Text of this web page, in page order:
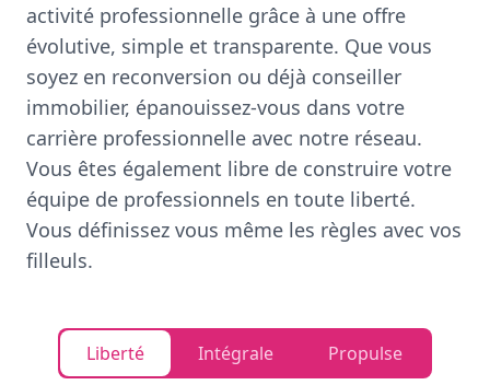
activité professionnelle grâce à une offre
évolutive, simple et transparente. Que vous
soyez en reconversion ou déjà conseiller
immobilier, épanouissez-vous dans votre
carrière professionnelle avec notre réseau.
Vous êtes également libre de construire votre
équipe de professionnels en toute liberté.
Vous définissez vous même les règles avec vos
filleuls.
Liberté Intégrale Propulse